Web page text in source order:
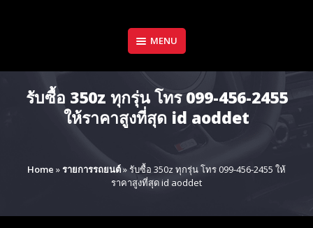
MENU
รับซื้อ 350z ทุกรุ่น โทร 099-456-2455
ให้ราคาสูงที่สุด id aoddet
Home »รายการรถยนต์»รับซื้อ 350z ทุกรุ่น โทร 099-456-2455 ให้
ราคาสูงที่สุด id aoddet